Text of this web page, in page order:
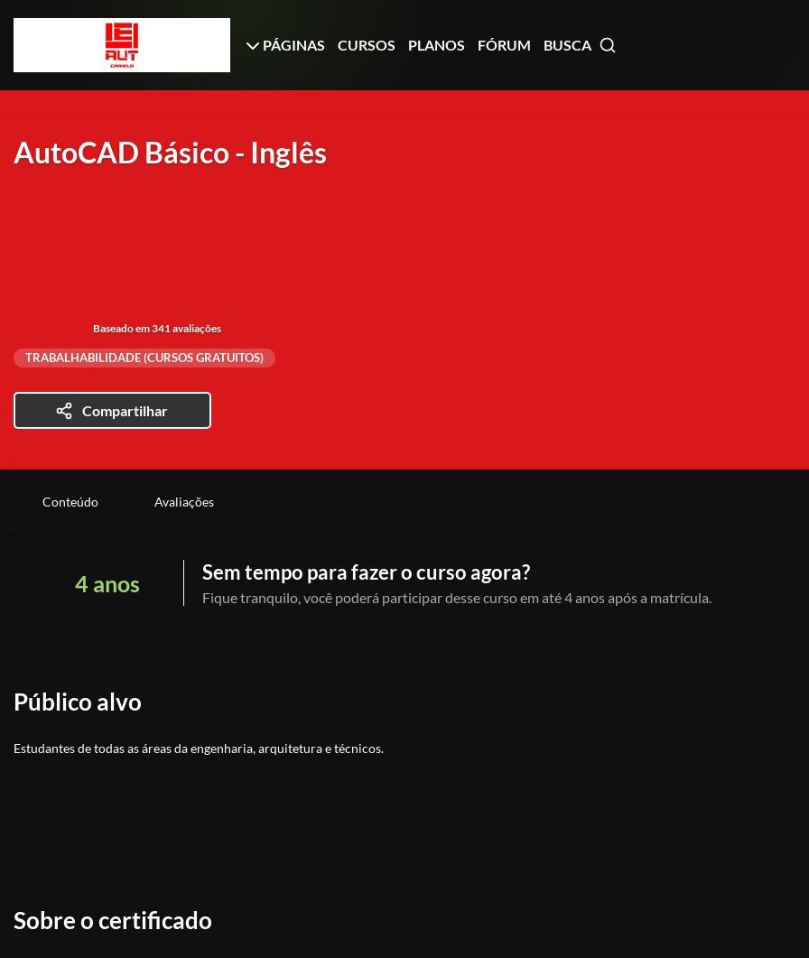
PÁGINAS CURSOS PLANOS FÓRUM BUSCA
AutoCAD Básico - Inglês
Baseado em 341 avaliações
TRABALHABILIDADE (CURSOS GRATUITOS)
Compartilhar
Conteúdo Avaliações
4 anos Sem tempo para fazer o curso agora?
Fique tranquilo, você poderá participar desse curso em até 4 anos após a matrícula.
Público alvo
Estudantes de todas as áreas da engenharia, arquitetura e técnicos.
Sobre o certificado